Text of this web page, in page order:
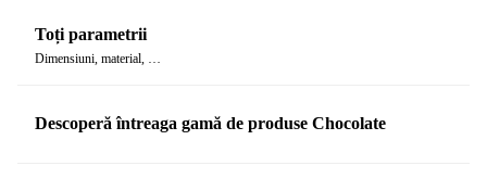
Toți parametrii
Dimensiuni, material, …
Descoperă întreaga gamă de produse Chocolate